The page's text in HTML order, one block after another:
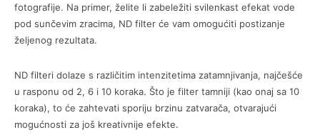
fotografije. Na primer, želite li zabeležiti svilenkast efekat vode
pod sunčevim zracima, ND filter će vam omogućiti postizanje
željenog rezultata.
ND filteri dolaze s različitim intenzitetima zatamnjivanja, najčešće
u rasponu od 2, 6 i 10 koraka. Što je filter tamniji (kao onaj sa 10
koraka), to će zahtevati sporiju brzinu zatvarača, otvarajući
mogućnosti za još kreativnije efekte.